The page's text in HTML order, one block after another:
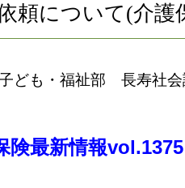
頼について(介護
子ども・福祉部 長寿社会
険最新情報vol.1375